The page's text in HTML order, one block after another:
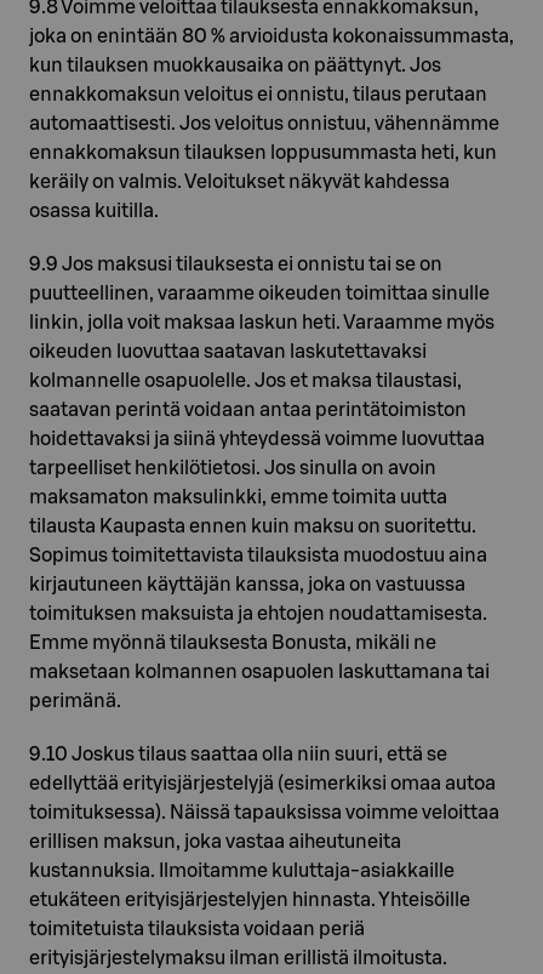
9.8 Voimme veloittaa tilauksesta ennakkomaksun,
joka on enintään 80 % arvioidusta kokonaissummasta,
kun tilauksen muokkausaika on päättynyt. Jos
ennakkomaksun veloitus ei onnistu, tilaus perutaan
automaattisesti. Jos veloitus onnistuu, vähennämme
ennakkomaksun tilauksen loppusummasta heti, kun
keräily on valmis. Veloitukset näkyvät kahdessa
osassa kuitilla.
9.9 Jos maksusi tilauksesta ei onnistu tai se on
puutteellinen, varaamme oikeuden toimittaa sinulle
linkin, jolla voit maksaa laskun heti. Varaamme myös
oikeuden luovuttaa saatavan laskutettavaksi
kolmannelle osapuolelle. Jos et maksa tilaustasi,
saatavan perintä voidaan antaa perintätoimiston
hoidettavaksi ja siinä yhteydessä voimme luovuttaa
tarpeelliset henkilötietosi. Jos sinulla on avoin
maksamaton maksulinkki, emme toimita uutta
tilausta Kaupasta ennen kuin maksu on suoritettu.
Sopimus toimitettavista tilauksista muodostuu aina
kirjautuneen käyttäjän kanssa, joka on vastuussa
toimituksen maksuista ja ehtojen noudattamisesta.
Emme myönnä tilauksesta Bonusta, mikäli ne
maksetaan kolmannen osapuolen laskuttamana tai
perimänä.
9.10 Joskus tilaus saattaa olla niin suuri, että se
edellyttää erityisjärjestelyjä (esimerkiksi omaa autoa
toimituksessa). Näissä tapauksissa voimme veloittaa
erillisen maksun, joka vastaa aiheutuneita
kustannuksia. Ilmoitamme kuluttaja-asiakkaille
etukäteen erityisjärjestelyjen hinnasta. Yhteisöille
toimitetuista tilauksista voidaan periä
erityisjärjestelymaksu ilman erillistä ilmoitusta.